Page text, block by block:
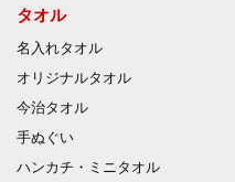
タオル
名入れタオル
オリジナルタオル
今治タオル
手ぬぐい
ハンカチ・ミニタオル